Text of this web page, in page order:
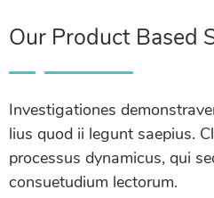
Our Product Based
Investigationes
lius quod ii legunt saepius.
processus dynamicus, qui
consuetudium lectorum.